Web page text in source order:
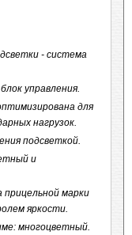
- система
управления.
для
нагрузок.
подсветкой.
и
прицельной марки
яркости.
многоцветный.